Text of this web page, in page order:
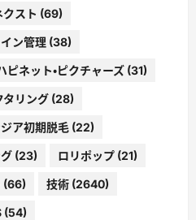
クスト (69)
ン管理 (38)
ピネット・ピクチャーズ (31)
タリング (28)
ア初期脱毛 (22)
(23) ロリポップ (21)
(66) 技術 (2640)
(54)